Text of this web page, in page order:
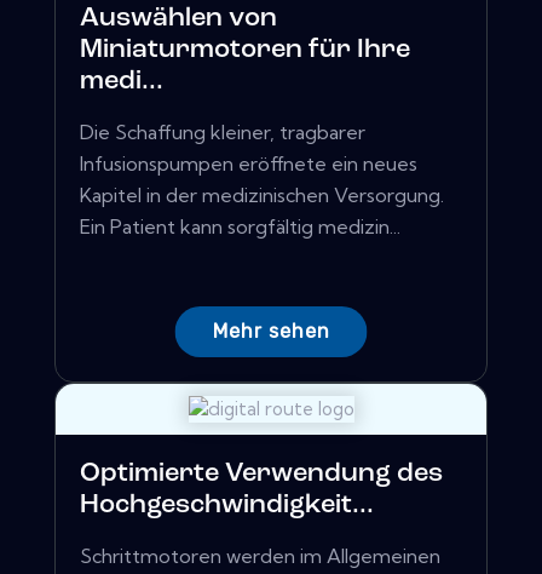
Auswählen von
Miniaturmotoren für Ihre
medi...
Die Schaffung kleiner, tragbarer
Infusionspumpen eröffnete ein neues
Kapitel in der medizinischen Versorgung.
Ein Patient kann sorgfältig medizin...
Mehr sehen
Optimierte Verwendung des
Hochgeschwindigkeit...
Schrittmotoren werden im Allgemeinen